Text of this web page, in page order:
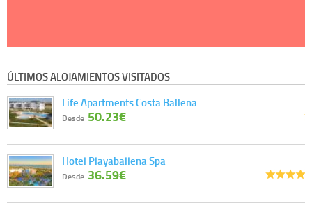
ÚLTIMOS ALOJAMIENTOS VISITADOS
Life Apartments Costa Ballena
Desde 50.23€
Hotel Playaballena Spa
Desde 36.59€